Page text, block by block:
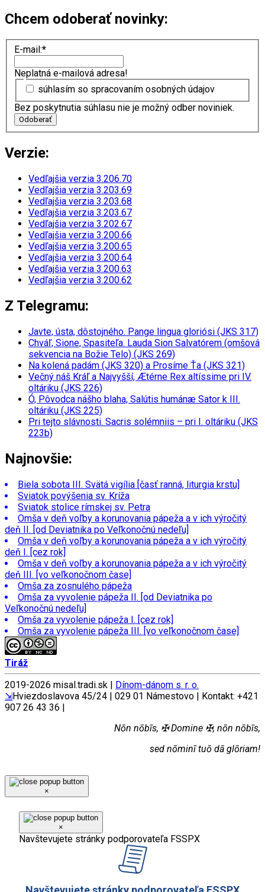
Chcem odoberať novinky:
E-mail:*
Neplatná e-mailová adresa!
súhlasím so spracovaním osobných údajov
Bez poskytnutia súhlasu nie je možný odber noviniek.
Odoberať
Verzie:
Vedľajšia verzia 3.206.70
Vedľajšia verzia 3.203.69
Vedľajšia verzia 3.203.68
Vedľajšia verzia 3.203.67
Vedľajšia verzia 3.202.67
Vedľajšia verzia 3.200.66
Vedľajšia verzia 3.200.65
Vedľajšia verzia 3.200.64
Vedľajšia verzia 3.200.63
Vedľajšia verzia 3.200.62
Z Telegramu:
Javte, ústa, dôstojného. Pange lingua gloriósi (JKS 317)
Chváľ, Sione, Spasiteľa. Lauda Sion Salvatórem (omšová
sekvencia na Božie Telo) (JKS 269)
Na kolená padám (JKS 320) a Prosíme Ťa (JKS 321)
Večný náš Kráľ a Najvyšší, Ætérne Rex altíssime pri IV.
oltáriku (JKS 226)
Ó, Pôvodca nášho blaha, Salútis humánæ Sator k III.
oltáriku (JKS 225)
Pri tejto slávnosti. Sacris solémniis – pri I. oltáriku (JKS
223b)
Najnovšie:
Biela sobota III. Svätá vigília [časť ranná, liturgia krstu]
Sviatok povýšenia sv. Kríža
Sviatok stolice rímskej sv. Petra
Omša v deň voľby a korunovania pápeža a v ich výročitý
deň II. [od Deviatnika po Veľkonočnú nedeľu]
Omša v deň voľby a korunovania pápeža a v ich výročitý
deň I. [cez rok]
Omša v deň voľby a korunovania pápeža a v ich výročitý
deň III. [vo veľkonočnom čase]
Omša za zosnulého pápeža
Omša za vyvolenie pápeža II. [od Deviatnika po
Veľkonočnú nedeľu]
Omša za vyvolenie pápeža I. [cez rok]
Omša za vyvolenie pápeža III. [vo veľkonočnom čase]
Tiráž
2019-2026 misal.tradi.sk | Dínom-dánom s. r. o.
⇲Hviezdoslavova 45/24 | 029 01 Námestovo | Kontakt: +421
907 26 43 36 |
Nōn nōbīs, ✠ Domine ✠, nōn nōbīs,
sed nōminī tuō dā glōriam!
×
×
Navštevujete stránky podporovateľa FSSPX